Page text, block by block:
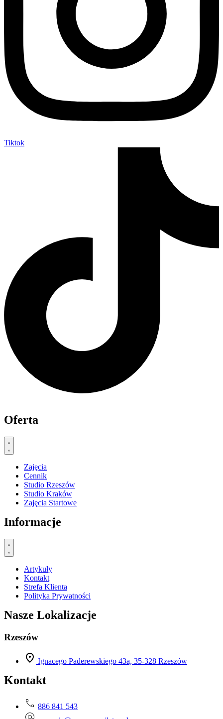
Tiktok
Oferta
Zajęcia
Cennik
Studio Rzeszów
Studio Kraków
Zajęcia Startowe
Informacje
Artykuły
Kontakt
Strefa Klienta
Polityka Prywatności
Nasze Lokalizacje
Rzeszów
Ignacego Paderewskiego 43a, 35-328 Rzeszów
Kontakt
886 841 543